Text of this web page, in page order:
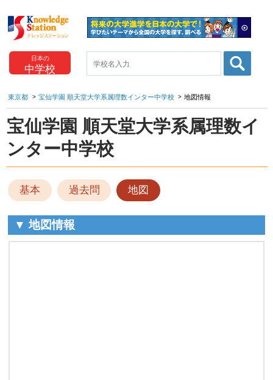
日本の
中学校
東京都 宝仙学園 順天堂大学系属理数インター中学校 地図情報
宝仙学園 順天堂大学系属理数イ
ンター中学校
基本 過去問 地図
▼ 地図情報